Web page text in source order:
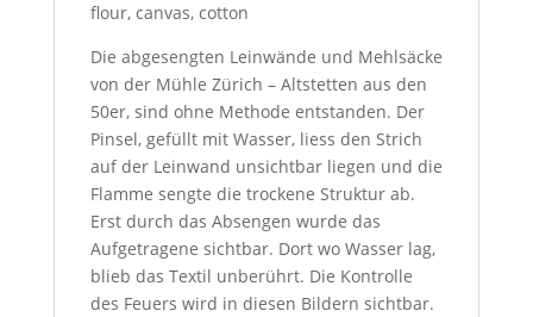
flour, canvas, cotton
Die abgesengten Leinwände und Mehlsäcke
von der Mühle Zürich – Altstetten aus den
50er, sind ohne Methode entstanden. Der
Pinsel, gefüllt mit Wasser, liess den Strich
auf der Leinwand unsichtbar liegen und die
Flamme sengte die trockene Struktur ab.
Erst durch das Absengen wurde das
Aufgetragene sichtbar. Dort wo Wasser lag,
blieb das Textil unberührt. Die Kontrolle
des Feuers wird in diesen Bildern sichtbar.